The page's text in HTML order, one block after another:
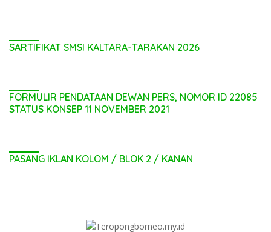
SARTIFIKAT SMSI KALTARA-TARAKAN 2026
FORMULIR PENDATAAN DEWAN PERS, NOMOR ID 22085
STATUS KONSEP 11 NOVEMBER 2021
PASANG IKLAN KOLOM / BLOK 2 / KANAN